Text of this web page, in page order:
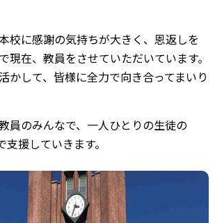
校に感謝の気持ちが大きく、恩返しを
現在、教員をさせていただいています。
かして、皆様に全力で向き合ってまいり
員のみんなで、一人ひとりの生徒の
援していきます。